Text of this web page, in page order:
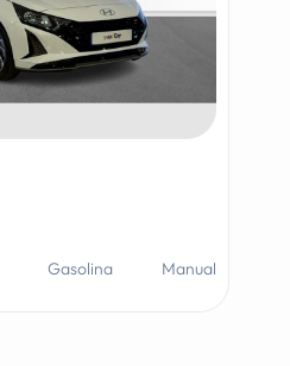
Gasolina Manual